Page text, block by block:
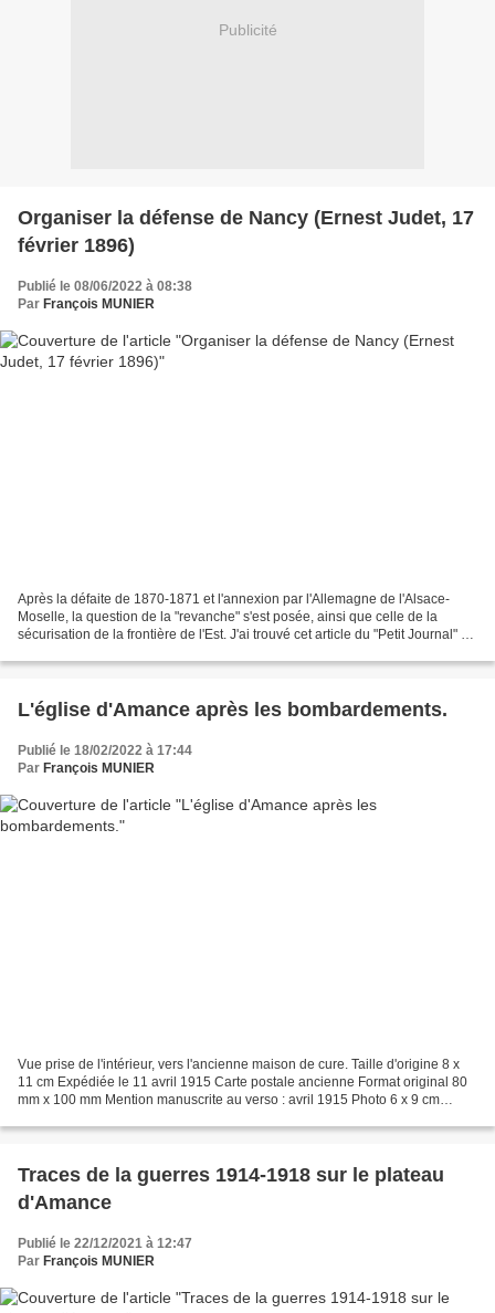
Publicité
Organiser la défense de Nancy (Ernest Judet, 17
février 1896)
Publié le 08/06/2022 à 08:38
Par François MUNIER
Après la défaite de 1870-1871 et l'annexion par l'Allemagne de l'Alsace-
Moselle, la question de la "revanche" s'est posée, ainsi que celle de la
sécurisation de la frontière de l'Est. J'ai trouvé cet article du "Petit Journal" ne
L'église d'Amance après les bombardements.
Publié le 18/02/2022 à 17:44
Par François MUNIER
Vue prise de l'intérieur, vers l'ancienne maison de cure. Taille d'origine 8 x
11 cm Expédiée le 11 avril 1915 Carte postale ancienne Format original 80
mm x 100 mm Mention manuscrite au verso : avril 1915 Photo 6 x 9 cm
Traces de la guerres 1914-1918 sur le plateau
d'Amance
Publié le 22/12/2021 à 12:47
Par François MUNIER